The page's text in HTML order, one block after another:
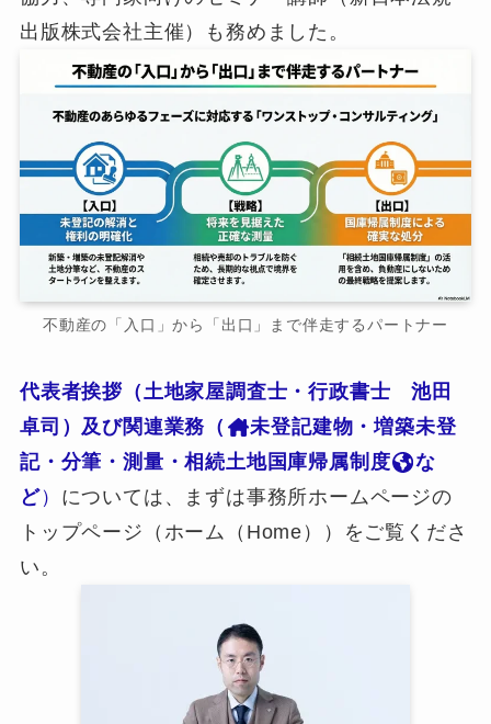
出版株式会社主催）も務めました。
不動産の「入口」から「出口」まで伴走するパートナー
代表者挨拶（土地家屋調査士・行政書士 池田
卓司）及び関連業務（
未登記建物・増築未登
記・分筆・測量・相続土地国庫帰属制度
な
ど） については、まずは事務所ホームページの
トップページ（ホーム（Home））をご覧くださ
い。